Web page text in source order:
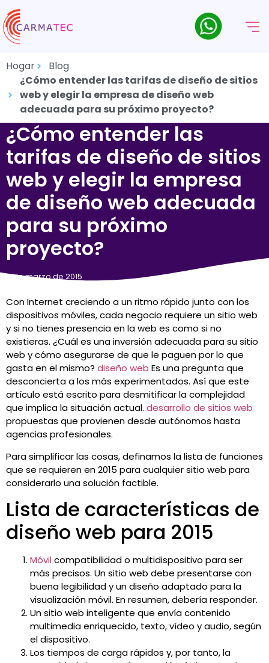
Hogar
Blog
¿Cómo entender las tarifas de diseño de sitios
web y elegir la empresa de diseño web
adecuada para su próximo proyecto?
¿Cómo entender las
tarifas de diseño de sitios
web y elegir la empresa
de diseño web adecuada
para su próximo
proyecto?
5 de marzo de 2015
Con Internet creciendo a un ritmo rápido junto con los
dispositivos móviles, cada negocio requiere un sitio web
y si no tienes presencia en la web es como si no
existieras. ¿Cuál es una inversión adecuada para su sitio
web y cómo asegurarse de que le paguen por lo que
gasta en el mismo? diseño web Es una pregunta que
desconcierta a los más experimentados. Así que este
artículo está escrito para desmitificar la complejidad
que implica la situación actual. desarrollo de sitios web
propuestas que provienen desde autónomos hasta
agencias profesionales.
Para simplificar las cosas, definamos la lista de funciones
que se requieren en 2015 para cualquier sitio web para
considerarlo una solución factible.
Lista de características de
diseño web para 2015
Móvil compatibilidad o multidispositivo para ser
más precisos. Un sitio web debe presentarse con
buena legibilidad y un diseño adaptado para la
visualización móvil. En resumen, debería responder.
Un sitio web inteligente que envía contenido
multimedia enriquecido, texto, vídeo y audio, según
el dispositivo.
Los tiempos de carga rápidos y, por tanto, la